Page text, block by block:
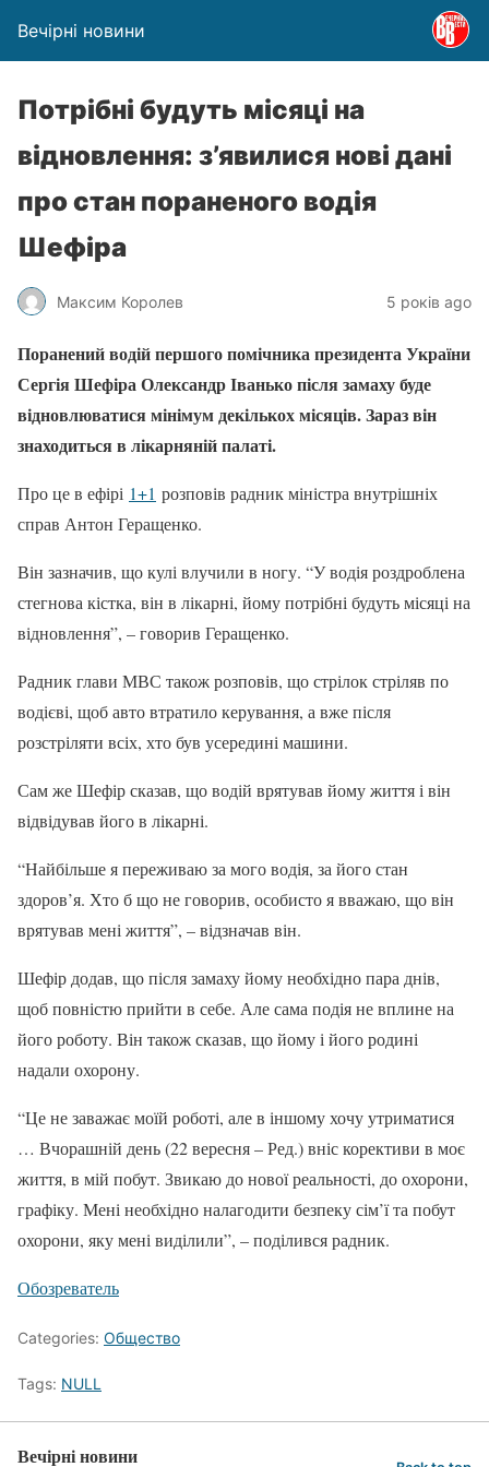
Вечірні новини
Потрібні будуть місяці на
відновлення: з’явилися нові дані
про стан пораненого водія
Шефіра
Максим Королев 5 років ago
Поранений водій першого помічника президента України
Сергія Шефіра Олександр Іванько після замаху буде
відновлюватися мінімум декількох місяців. Зараз він
знаходиться в лікарняній палаті.
Про це в ефірі 1+1 розповів радник міністра внутрішніх
справ Антон Геращенко.
Він зазначив, що кулі влучили в ногу. “У водія роздроблена
стегнова кістка, він в лікарні, йому потрібні будуть місяці на
відновлення”, – говорив Геращенко.
Радник глави МВС також розповів, що стрілок стріляв по
водієві, щоб авто втратило керування, а вже після
розстріляти всіх, хто був усередині машини.
Сам же Шефір сказав, що водій врятував йому життя і він
відвідував його в лікарні.
“Найбільше я переживаю за мого водія, за його стан
здоров’я. Хто б що не говорив, особисто я вважаю, що він
врятував мені життя”, – відзначав він.
Шефір додав, що після замаху йому необхідно пара днів,
щоб повністю прийти в себе. Але сама подія не вплине на
його роботу. Він також сказав, що йому і його родині
надали охорону.
“Це не заважає моїй роботі, але в іншому хочу утриматися
… Вчорашній день (22 вересня – Ред.) вніс корективи в моє
життя, в мій побут. Звикаю до нової реальності, до охорони,
графіку. Мені необхідно налагодити безпеку сім’ї та побут
охорони, яку мені виділили”, – поділився радник.
Обозреватель
Categories: Общество
Tags: NULL
Вечірні новини